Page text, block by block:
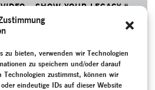
zu bieten, verwenden wir Technologien
zu speichern und/oder darauf
Technologien zustimmst, können wir
eindeutige IDs auf dieser Website
VIDEO: „SHOW YOUR LEGACY.“
Die Wissenschaftlerinnen
Elisabeth Aldrich und
Victoria Phillips über Jane
ernstzunehmende Quelle für
Historiker ist.
MEHR